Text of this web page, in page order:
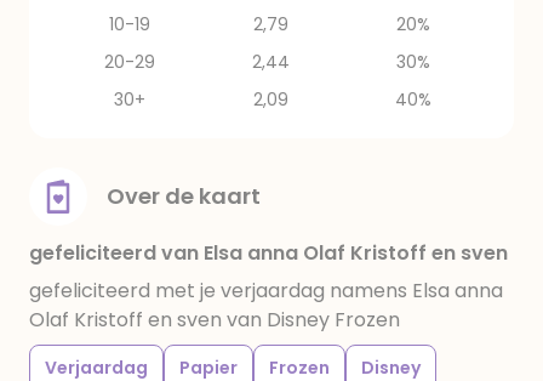
10-19
2,79
20%
20-29
2,44
30%
30+
2,09 40%
Over de kaart
gefeliciteerd van Elsa anna Olaf Kristoff en sven
gefeliciteerd met je verjaardag namens Elsa anna
Olaf Kristoff en sven van Disney Frozen
Verjaardag Papier Frozen
Disney